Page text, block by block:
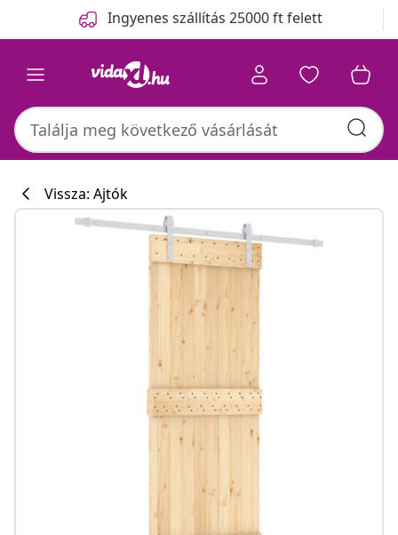
Ingyenes szállítás 25000 ft felett
Vissza: Ajtók